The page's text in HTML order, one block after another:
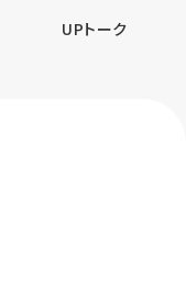
UPトーク